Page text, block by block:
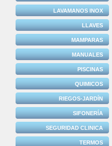
LAVAMANOS INOX
LLAVES
MAMPARAS
MANUALES
PISCINAS
QUIMICOS
RIEGOS-JARDÍN
SIFONERÍA
SEGURIDAD CLINICA
TERMOS